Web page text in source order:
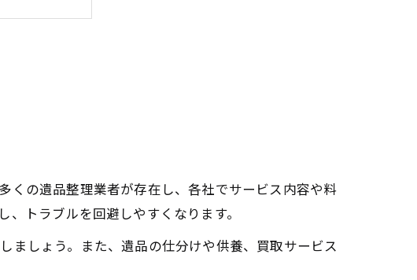
方
準
ト
法
ツ
くの遺品整理業者が存在し、各社でサービス内容や料
トラブルを回避しやすくなります。
ましょう。また、遺品の仕分けや供養、買取サービス